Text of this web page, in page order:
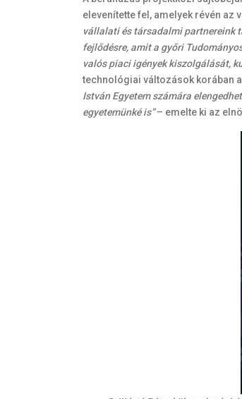
elevenítette fel, amelyek révén
vállalati és társadalmi partnereink
fejlődésre, amit a győri
valós piaci igények kiszolgálását,
technológiai változások korában
István Egyetem számára
egyetemünké is”– emelte ki az